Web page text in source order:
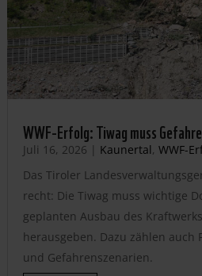
WWF-Erfolg: Tiwag muss
Juli 16, 2026 | Kaunertal, WWF-
Das Tiroler
recht: Die Tiwag muss wichtige
geplanten Ausbau des
herausgeben. Dazu zählen auch
und Gefahrenszenarien.